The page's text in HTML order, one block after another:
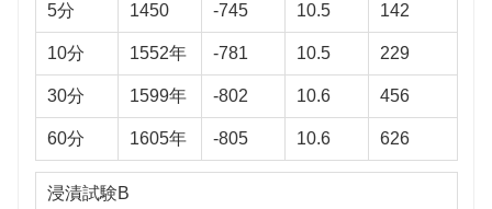
5分 1450 -745 10.5 142
10分 1552年 -781 10.5 229
30分 1599年 -802 10.6 456
60分 1605年 -805 10.6 626
浸漬試験B